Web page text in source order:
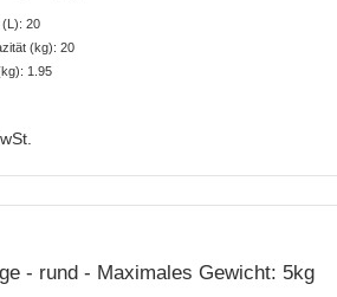
20
(kg): 20
1.95
- rund - Maximales Gewicht: 5kg